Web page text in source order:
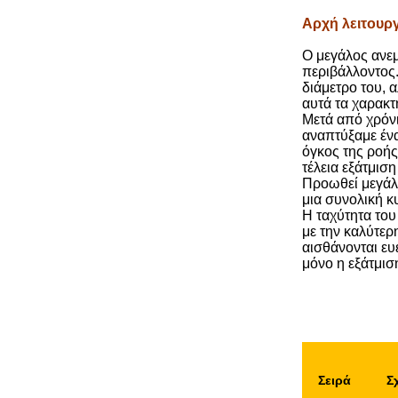
Αρχή
Ο μεγάλος
διάμετρο του,
αυτά τα
Μετά από
αναπτύξαμε
όγκος της
τέλεια
Προωθεί
μια συνολική
Η ταχύτητα
με την
αισθάνονται
μόνο η
Σειρά